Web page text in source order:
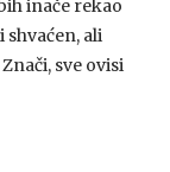
inače rekao
shvaćen, ali
sve ovisi